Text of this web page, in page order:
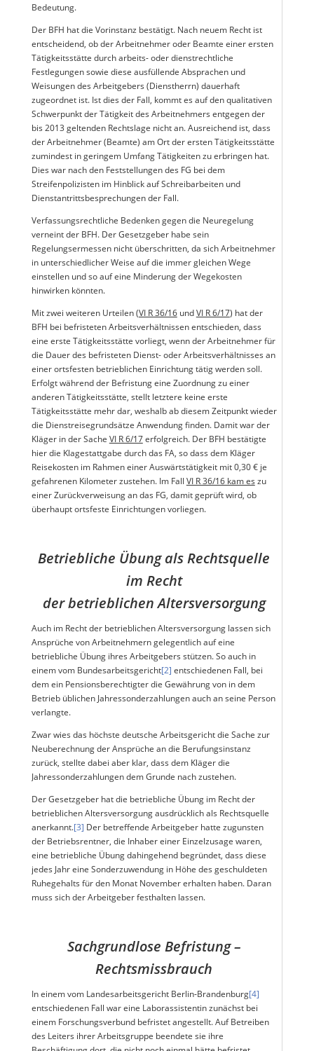
Bedeutung.
Der BFH hat die Vorinstanz bestätigt. Nach neuem Recht ist
entscheidend, ob der Arbeitnehmer oder Beamte einer ersten
Tätigkeitsstätte durch arbeits- oder dienstrechtliche
Festlegungen sowie diese ausfüllende Absprachen und
Weisungen des Arbeitgebers (Dienstherrn) dauerhaft
zugeordnet ist. Ist dies der Fall, kommt es auf den qualitativen
Schwerpunkt der Tätigkeit des Arbeitnehmers entgegen der
bis 2013 geltenden Rechtslage nicht an. Ausreichend ist, dass
der Arbeitnehmer (Beamte) am Ort der ersten Tätigkeitsstätte
zumindest in geringem Umfang Tätigkeiten zu erbringen hat.
Dies war nach den Feststellungen des FG bei dem
Streifenpolizisten im Hinblick auf Schreibarbeiten und
Dienstantrittsbesprechungen der Fall.
Verfassungsrechtliche Bedenken gegen die Neuregelung
verneint der BFH. Der Gesetzgeber habe sein
Regelungsermessen nicht überschritten, da sich Arbeitnehmer
in unterschiedlicher Weise auf die immer gleichen Wege
einstellen und so auf eine Minderung der Wegekosten
hinwirken könnten.
Mit zwei weiteren Urteilen (VI R 36/16undVI R 6/17) hat der
BFH bei befristeten Arbeitsverhältnissen entschieden, dass
eine erste Tätigkeitsstätte vorliegt, wenn der Arbeitnehmer für
die Dauer des befristeten Dienst- oder Arbeitsverhältnisses an
einer ortsfesten betrieblichen Einrichtung tätig werden soll.
Erfolgt während der Befristung eine Zuordnung zu einer
anderen Tätigkeitsstätte, stellt letztere keine erste
Tätigkeitsstätte mehr dar, weshalb ab diesem Zeitpunkt wieder
die Dienstreisegrundsätze Anwendung finden. Damit war der
Kläger in der Sache VI R 6/17erfolgreich. Der BFH bestätigte
hier die Klagestattgabe durch das FA, so dass dem Kläger
Reisekosten im Rahmen einer Auswärtstätigkeit mit 0,30 € je
gefahrenen Kilometer zustehen. Im Fall VI R 36/16 kam es zu
einer Zurückverweisung an das FG, damit geprüft wird, ob
überhaupt ortsfeste Einrichtungen vorliegen.
Betriebliche Übung als Rechtsquelle
im Recht
der betrieblichen Altersversorgung
Auch im Recht der betrieblichen Altersversorgung lassen sich
Ansprüche von Arbeitnehmern gelegentlich auf eine
betriebliche Übung ihres Arbeitgebers stützen. So auch in
einem vom Bundesarbeitsgericht[2] entschiedenen Fall, bei
dem ein Pensionsberechtigter die Gewährung von in dem
Betrieb üblichen Jahressonderzahlungen auch an seine Person
verlangte.
Zwar wies das höchste deutsche Arbeitsgericht die Sache zur
Neuberechnung der Ansprüche an die Berufungsinstanz
zurück, stellte dabei aber klar, dass dem Kläger die
Jahressonderzahlungen dem Grunde nach zustehen.
Der Gesetzgeber hat die betriebliche Übung im Recht der
betrieblichen Altersversorgung ausdrücklich als Rechtsquelle
anerkannt.[3] Der betreffende Arbeitgeber hatte zugunsten
der Betriebsrentner, die Inhaber einer Einzelzusage waren,
eine betriebliche Übung dahingehend begründet, dass diese
jedes Jahr eine Sonderzuwendung in Höhe des geschuldeten
Ruhegehalts für den Monat November erhalten haben. Daran
muss sich der Arbeitgeber festhalten lassen.
Sachgrundlose Befristung –
Rechtsmissbrauch
In einem vom Landesarbeitsgericht Berlin‑Brandenburg[4]
entschiedenen Fall war eine Laborassistentin zunächst bei
einem Forschungsverbund befristet angestellt. Auf Betreiben
des Leiters ihrer Arbeitsgruppe beendete sie ihre